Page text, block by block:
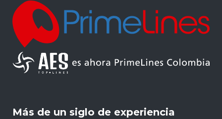
Más de un siglo de experiencia